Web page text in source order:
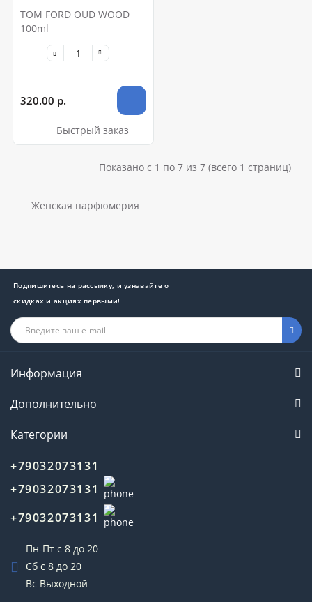
TOM FORD OUD WOOD
100ml
320.00 р.
Быстрый заказ
Показано с 1 по 7 из 7 (всего 1 страниц)
Женская парфюмерия
Подпишитесь на рассылку, и узнавайте о
скидках и акциях первыми!
Информация
Дополнительно
Категории
+79032073131
+79032073131
+79032073131
Пн-Пт с 8 до 20
Сб с 8 до 20
Вс Выходной